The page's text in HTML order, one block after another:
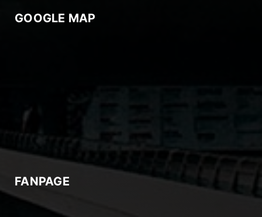
GOOGLE MAP
FANPAGE